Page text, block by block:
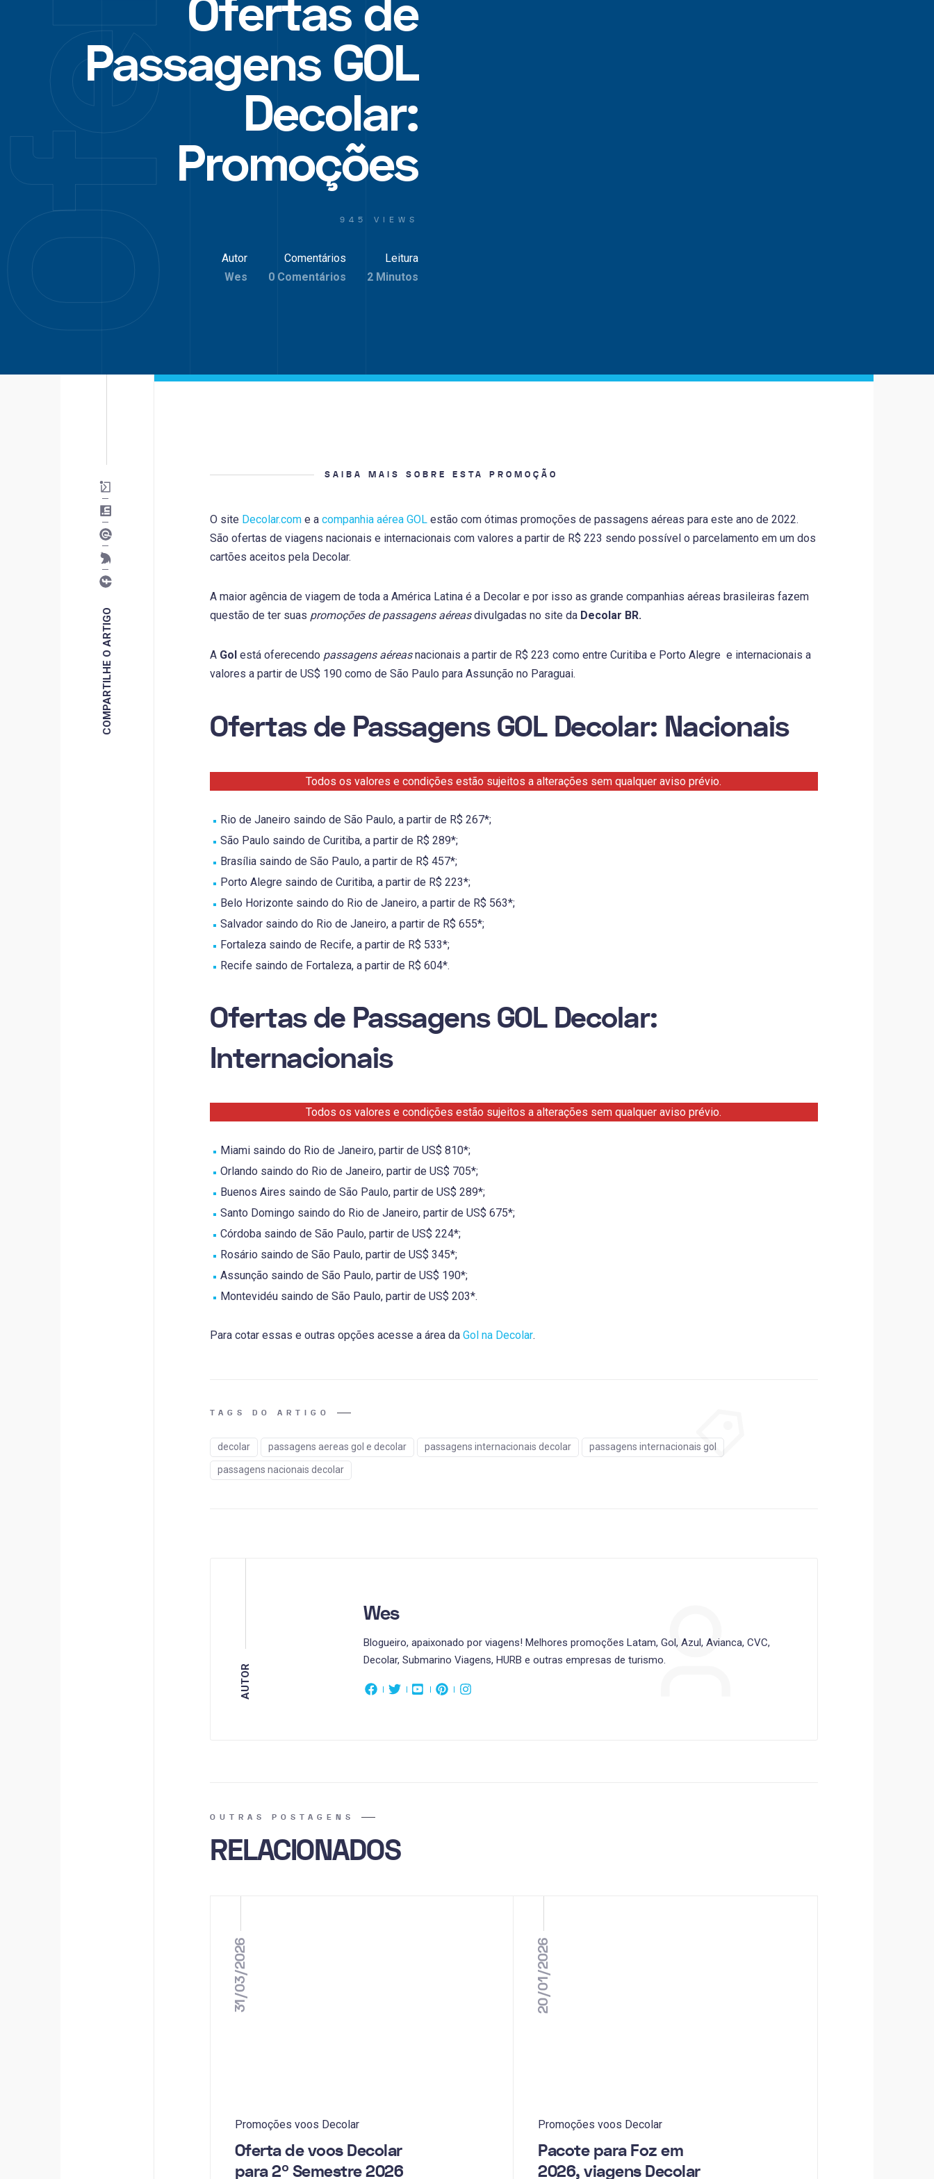
Ofertas de
Passagens GOL
Decolar:
Promoções
945 VIEWS
Autor
Wes
Comentários
0 Comentários
Leitura
2 Minutos
COMPARTILHE O ARTIGO
SAIBA MAIS SOBRE ESTA PROMOÇÃO
O site Decolar.come a companhia aérea GOLestão com ótimas promoções de passagens aéreas para este ano de 2022.
São ofertas de viagens nacionais e internacionais com valores a partir de R$ 223 sendo possível o parcelamento em um dos
cartões aceitos pela Decolar.
A maior agência de viagem de toda a América Latina é a Decolar e por isso as grande companhias aéreas brasileiras fazem
questão de ter suas promoções de passagens aéreasdivulgadas no site da Decolar BR.
A Golestá oferecendo passagens aéreasnacionais a partir de R$ 223 como entre Curitiba e Porto Alegre e internacionais a
valores a partir de US$ 190 como de São Paulo para Assunção no Paraguai.
Ofertas de Passagens GOL Decolar: Nacionais
Todos os valores e condições estão sujeitos a alterações sem qualquer aviso prévio.
Rio de Janeiro saindo de São Paulo, a partir de R$ 267*;
São Paulo saindo de Curitiba, a partir de R$ 289*;
Brasília saindo de São Paulo, a partir de R$ 457*;
Porto Alegre saindo de Curitiba, a partir de R$ 223*;
Belo Horizonte saindo do Rio de Janeiro, a partir de R$ 563*;
Salvador saindo do Rio de Janeiro, a partir de R$ 655*;
Fortaleza saindo de Recife, a partir de R$ 533*;
Recife saindo de Fortaleza, a partir de R$ 604*.
Ofertas de Passagens GOL Decolar:
Internacionais
Todos os valores e condições estão sujeitos a alterações sem qualquer aviso prévio.
Miami saindo do Rio de Janeiro, partir de US$ 810*;
Orlando saindo do Rio de Janeiro, partir de US$ 705*;
Buenos Aires saindo de São Paulo, partir de US$ 289*;
Santo Domingo saindo do Rio de Janeiro, partir de US$ 675*;
Córdoba saindo de São Paulo, partir de US$ 224*;
Rosário saindo de São Paulo, partir de US$ 345*;
Assunção saindo de São Paulo, partir de US$ 190*;
Montevidéu saindo de São Paulo, partir de US$ 203*.
Para cotar essas e outras opções acesse a área da Gol na Decolar.
TAGS DO ARTIGO
decolar passagens aereas gol e decolar passagens internacionais decolar passagens internacionais gol
passagens nacionais decolar
AUTOR
Wes
Blogueiro, apaixonado por viagens! Melhores promoções Latam, Gol, Azul, Avianca, CVC,
Decolar, Submarino Viagens, HURB e outras empresas de turismo.
OUTRAS POSTAGENS
RELACIONADOS
31/03/2026
Promoções voos Decolar
Oferta de voos Decolar
para 2º Semestre 2026
20/01/2026
Promoções voos Decolar
Pacote para Foz em
2026, viagens Decolar